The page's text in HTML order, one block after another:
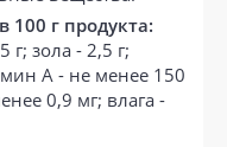
100 г продукта:
г; зола - 2,5 г;
А - не менее 150
0,9 мг; влага -